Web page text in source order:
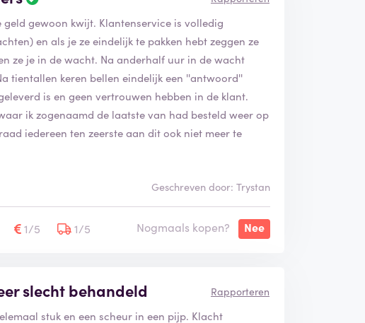
gewoon kwijt. Klantenservice is volledig
en als je ze eindelijk te pakken hebt zeggen ze
ze je in de wacht. Na anderhalf uur in de wacht
tientallen keren bellen eindelijk een ''antwoord''
is en geen vertrouwen hebben in de klant.
ik zogenaamd de laatste van had besteld weer op
iedereen ten zeerste aan dit ook niet meer te
Geschreven door: Trystan
1/5 1/5 Nogmaals kopen? Nee
slecht behandeld Rapporteren
stuk en een scheur in een pijp. Klacht